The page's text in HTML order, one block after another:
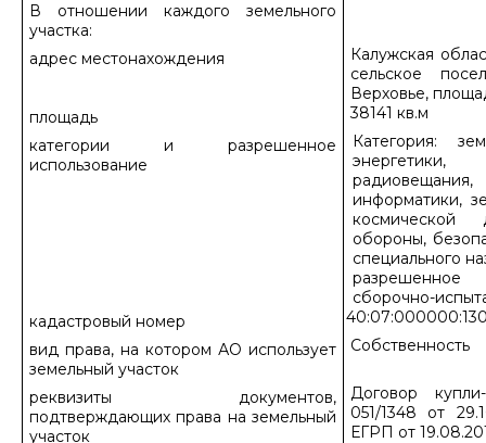
В отношении каждого земельного
участка:
адрес местонахождения
Калужская
сельское
Верховье,
площадь
38141 кв.м
категории и разрешенное
использование
Категория:
энергетики,
информатики,
космической
обороны,
специального
разрешенное
сборочно-
кадастровый номер
вид права, на котором АО использует
земельный участок
Собственность
реквизиты документов,
подтверждающих права на земельный
участок
Договор
051/1348 от
ЕГРП от